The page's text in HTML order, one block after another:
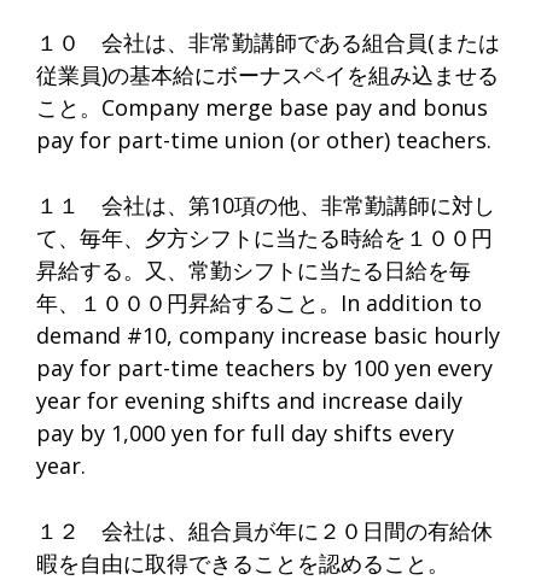
１０ 会社は、非常勤講師である組合員(または
従業員)の基本給にボーナスペイを組み込ませる
こと。Company merge base pay and bonus
pay for part-time union (or other) teachers.
１１ 会社は、第10項の他、非常勤講師に対し
て、毎年、夕方シフトに当たる時給を１００円
昇給する。又、常勤シフトに当たる日給を毎
年、１０００円昇給すること。In addition to
demand #10, company increase basic hourly
pay for part-time teachers by 100 yen every
year for evening shifts and increase daily
pay by 1,000 yen for full day shifts every
year.
１２ 会社は、組合員が年に２０日間の有給休
暇を自由に取得できることを認めること。